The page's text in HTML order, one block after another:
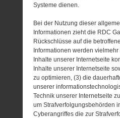
Systeme dienen.
Bei der Nutzung dieser
Informationen zieht die RDC
Rückschlüsse auf die
Informationen werden
Inhalte unserer Internetseite
Inhalte unserer Internetseite
zu optimieren, (3) die
unserer
Technik unserer Internetseite
um Strafverfolgungsbehörden
Cyberangriffes die zur